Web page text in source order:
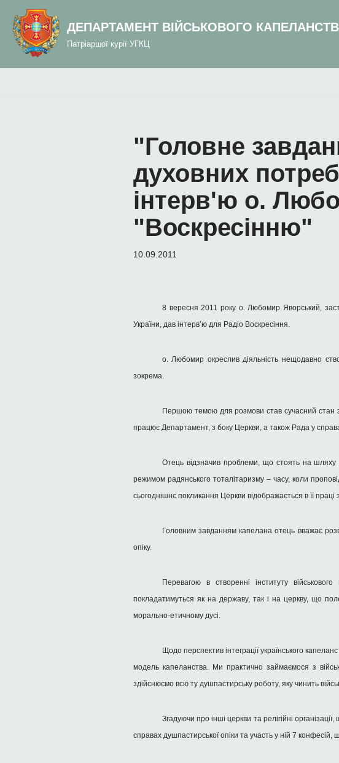
вмісту
Перейти
вмісту
ДЕПАРТАМЕНТ ВІЙСЬКОВОГО
Патріаршої курії УГКЦ
"Головне
духовних
інтерв'ю о.
"Воскресінню"
10.09.2011
8 вересня 2011 року о. Любомир Яворський,
України, дав інтерв’ю для Радіо Воскресіння.
о. Любомир окреслив діяльність нещодавно
зокрема.
Першою темою для розмови став сучасний стан
працює Департамент, з боку Церкви, а також Рада у
Отець відзначив проблеми, що стоять на
режимом радянського тоталітаризму – часу, коли
сьогоднішнє покликання Церкви відображається в її
Головним завданням капелана отець вважає
опіку.
Перевагою в створенні інституту
покладатимуться як на державу, так і на церкву, що
морально-етичному дусі.
Щодо перспектив інтеграції українського
модель капеланства. Ми практично займаємося з
здійснюємо всю ту душпастирську роботу, яку чинить
Згадуючи про інші церкви та релігійні
справах душпастирської опіки та участь у ній 7